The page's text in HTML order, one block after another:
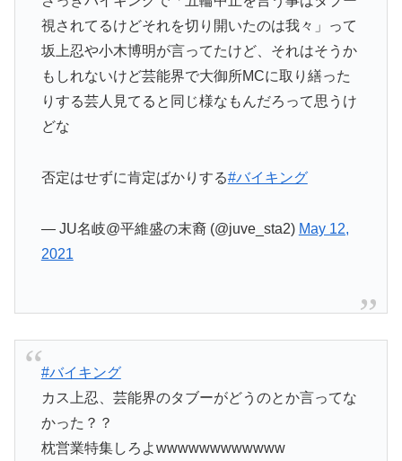
視されてるけどそれを切り開いたのは我々」って
坂上忍や小木博明が言ってたけど、それはそうか
もしれないけど芸能界で大御所MCに取り繕った
りする芸人見てると同じ様なもんだろって思うけ
どな
否定はせずに肯定ばかりする#バイキング
— JU名岐@平維盛の末裔 (@juve_sta2) May 12,
2021
#バイキング
カス上忍、芸能界のタブーがどうのとか言ってな
かった？？
枕営業特集しろよwwwwwwwwwwww